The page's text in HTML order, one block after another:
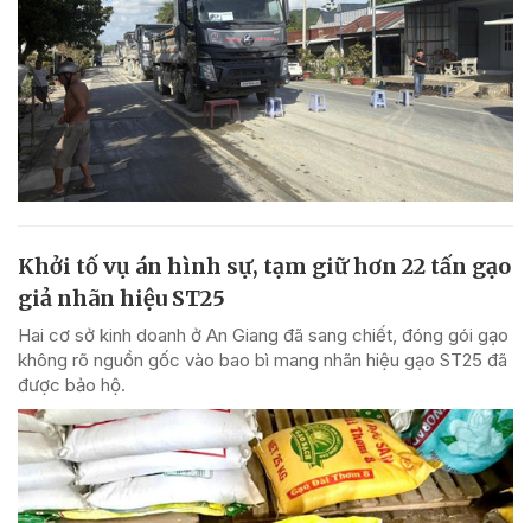
Khởi tố vụ án hình sự, tạm giữ hơn 22 tấn gạo
giả nhãn hiệu ST25
Hai cơ sở kinh doanh ở An Giang đã sang chiết, đóng gói gạo
không rõ nguồn gốc vào bao bì mang nhãn hiệu gạo ST25 đã
được bảo hộ.